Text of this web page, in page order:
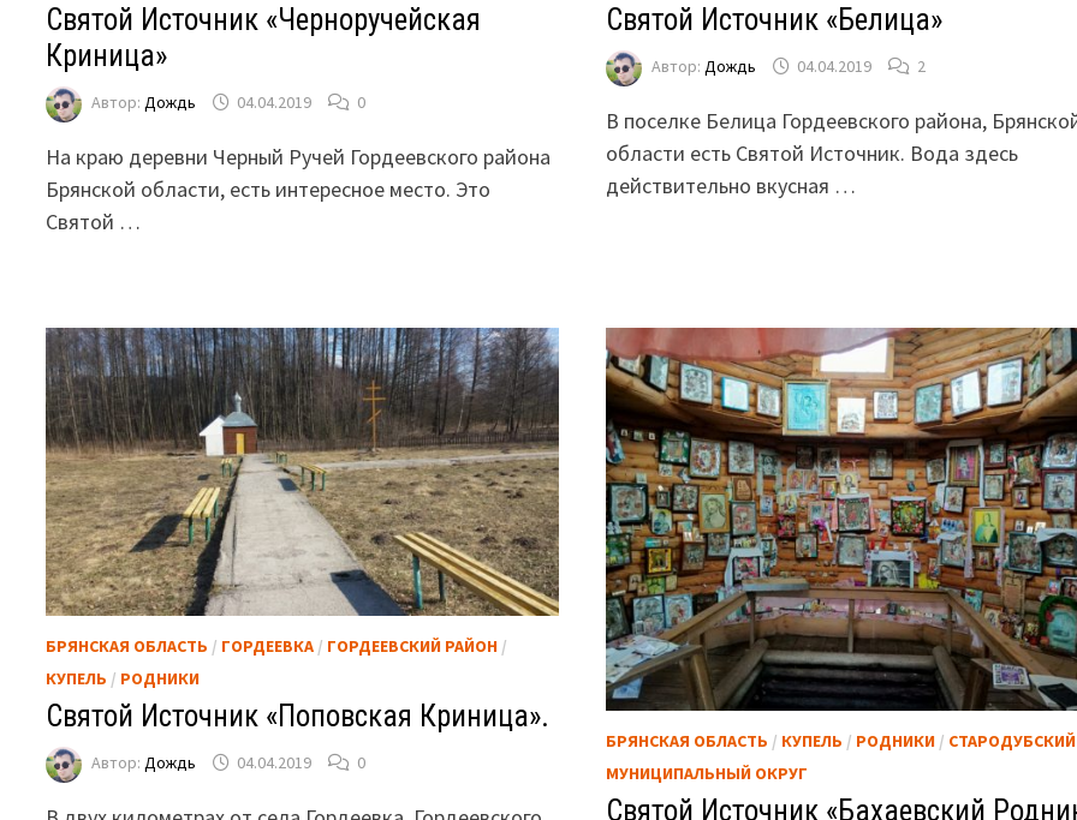
Святой Источник «Черноручейская
Криница»
Автор:Дождь 04.04.2019 0
На краю деревни Черный Ручей Гордеевского района
Брянской области, есть интересное место. Это
Святой …
Святой Источник «Белица»
Автор: Дождь 04.04.2019 2
В поселке Белица Гордеевского района,
области есть Святой Источник. Вода здесь
действительно вкусная …
БРЯНСКАЯ ОБЛАСТЬ / ГОРДЕЕВКА / ГОРДЕЕВСКИЙ РАЙОН /
КУПЕЛЬ / РОДНИКИ
Святой Источник «Поповская Криница».
Автор:Дождь 04.04.2019 0
БРЯНСКАЯ ОБЛАСТЬ / КУПЕЛЬ / РОДНИКИ/ СТАРОДУБСКИЙ
МУНИЦИПАЛЬНЫЙ ОКРУГ
Святой Источник «Бахаевский